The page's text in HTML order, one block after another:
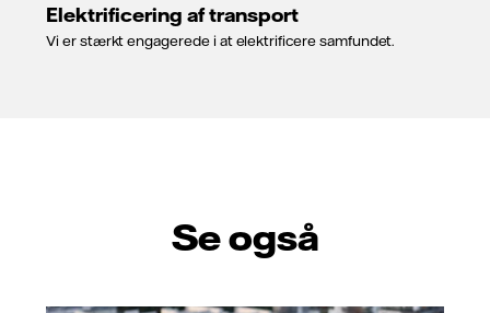
Elektrificering af transport
Vi er stærkt engagerede i at elektrificere samfundet.
Se også